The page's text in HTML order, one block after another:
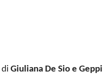
di Giuliana De Sio e Geppi